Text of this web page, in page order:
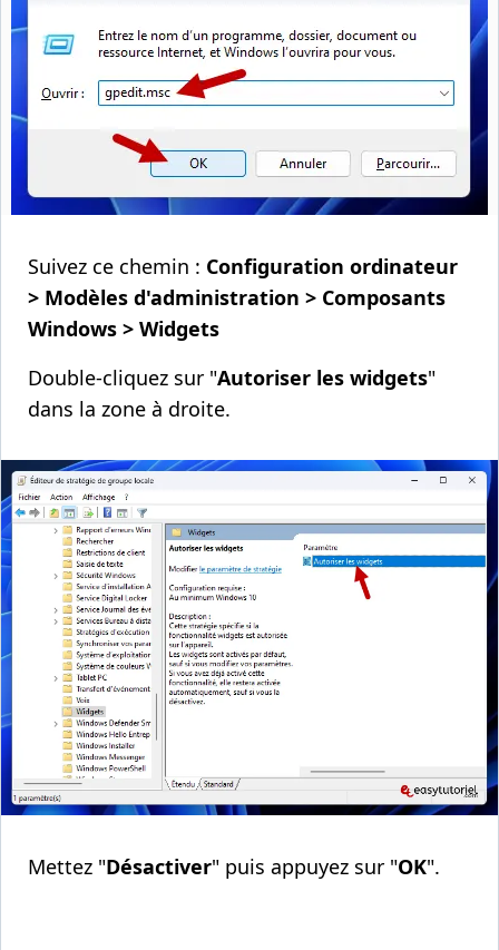
Suivez ce chemin : Configuration ordinateur
> Modèles d'administration > Composants
Windows > Widgets
Double-cliquez sur "Autoriser les widgets"
dans la zone à droite.
Mettez "Désactiver" puis appuyez sur "OK".